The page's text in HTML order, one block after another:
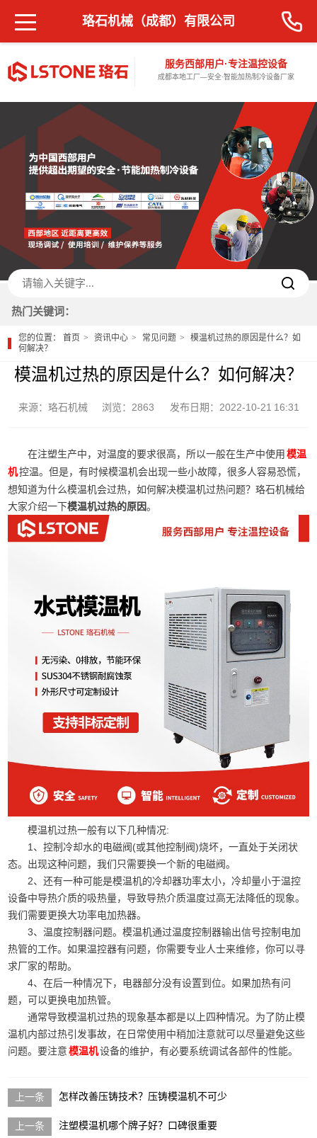
服务西部用户·专注温控设备
成都本地工厂—安全·智能加热制冷设备厂家
珞石机械（成都）有限公司
热门关键词：
您的位置：首页 资讯中心 常见问题
模温机过热的原因是什么？如
何解决？
模温机过热的原因是什么？如何解决？
来源：珞石机械 浏览：2863 发布日期：2022-10-21 16:31
在注塑生产中，对温度的要求很高，所以一般在生产中使用 模温
机控温。但是，有时候模温机会出现一些小故障，很多人容易恐慌，
想知道为什么模温机会过热，如何解决模温机过热问题？珞石机械给
大家介绍一下模温机过热的原因。
模温机过热一般有以下几种情况:
1、控制冷却水的电磁阀(或其他控制阀)烧坏，一直处于关闭状
态。出现这种问题，我们只需要换一个新的电磁阀。
2、还有一种可能是模温机的冷却器功率太小，冷却量小于温控
设备中导热介质的吸热量，导致导热介质温度过高无法降低的现象。
我们需要更换大功率电加热器。
3、温度控制器问题。模温机通过温度控制器输出信号控制电加
热管的工作。如果温控器有问题，你需要专业人士来维修，你可以寻
求厂家的帮助。
4、在后一种情况下，电器部分没有设置到位。如果加热有问
题，可以更换电加热管。
通常导致模温机过热的现象基本都是以上四种情况。为了防止模
温机内部过热引发事故，在日常使用中稍加注意就可以尽量避免这些
问题。要注意 模温机设备的维护，有必要系统调试各部件的性能。
怎样改善压铸技术？压铸模温机不可少
注塑模温机哪个牌子好？口碑很重要